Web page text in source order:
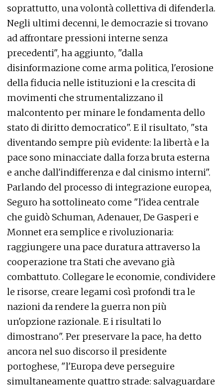
soprattutto, una volontà collettiva di difenderla.
Negli ultimi decenni, le democrazie si trovano
ad affrontare pressioni interne senza
precedenti", ha aggiunto, "dalla
disinformazione come arma politica, l'erosione
della fiducia nelle istituzioni e la crescita di
movimenti che strumentalizzano il
malcontento per minare le fondamenta dello
stato di diritto democratico". E il risultato, "sta
diventando sempre più evidente: la libertà e la
pace sono minacciate dalla forza bruta esterna
e anche dall'indifferenza e dal cinismo interni".
Parlando del processo di integrazione europea,
Seguro ha sottolineato come "l'idea centrale
che guidò Schuman, Adenauer, De Gasperi e
Monnet era semplice e rivoluzionaria:
raggiungere una pace duratura attraverso la
cooperazione tra Stati che avevano già
combattuto. Collegare le economie, condividere
le risorse, creare legami così profondi tra le
nazioni da rendere la guerra non più
un'opzione razionale. E i risultati lo
dimostrano". Per preservare la pace, ha detto
ancora nel suo discorso il presidente
portoghese, "l'Europa deve perseguire
simultaneamente quattro strade: salvaguardare